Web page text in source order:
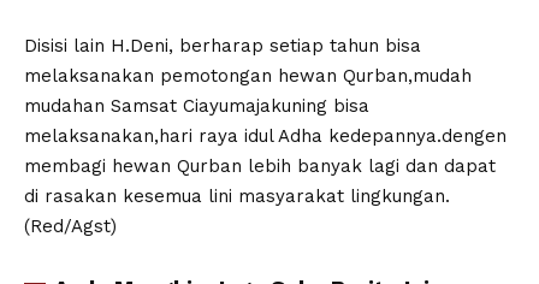
Disisi lain H.Deni, berharap setiap tahun bisa
melaksanakan pemotongan hewan Qurban,mudah
mudahan Samsat Ciayumajakuning bisa
melaksanakan,hari raya idul Adha kedepannya.dengen
membagi hewan Qurban lebih banyak lagi dan dapat
di rasakan kesemua lini masyarakat lingkungan.
(Red/Agst)